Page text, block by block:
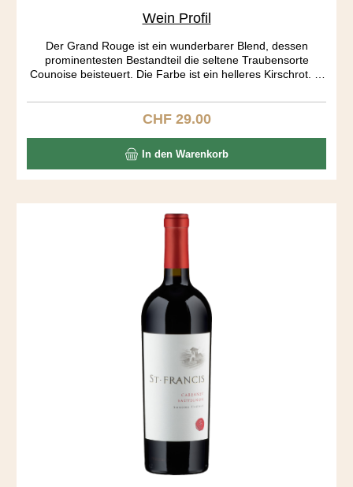
Wein Profil
Der Grand Rouge ist ein wunderbarer Blend, dessen
prominentesten Bestandteil die seltene Traubensorte
Counoise beisteuert. Die Farbe ist ein helleres Kirschrot. In
Gaumen in Caramel und Kirsche übergehen. Der Köper
gefällt mit seiner mittleren Schwere. Ein Rhone Ranger aus
Regulärer Preis:
CHF 29.00
In den Warenkorb